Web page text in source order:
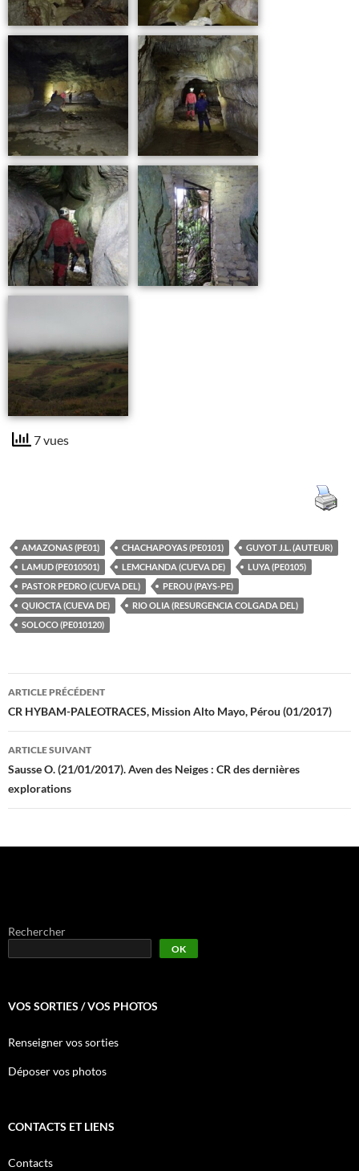
7 vues
AMAZONAS (PE01) CHACHAPOYAS (PE0101)
GUYOT J.L. (AUTEUR)
LAMUD (PE010501)
LEMCHANDA (CUEVA DE)
LUYA (PE0105)
PASTOR PEDRO (CUEVA DEL)
PEROU (PAYS-PE)
QUIOCTA (CUEVA DE)
RIO OLIA (RESURGENCIA COLGADA DEL)
SOLOCO (PE010120)
Navigation
des
articles
ARTICLE PRÉCÉDENT
CR HYBAM-PALEOTRACES, Mission Alto Mayo, Pérou (01/2017)
ARTICLE SUIVANT
Sausse O. (21/01/2017). Aven des Neiges : CR des dernières
explorations
Rechercher
OK
VOS SORTIES / VOS PHOTOS
Renseigner vos sorties
Déposer vos photos
CONTACTS ET LIENS
Contacts